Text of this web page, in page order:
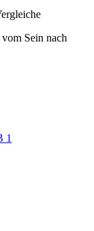
Sein nach
1